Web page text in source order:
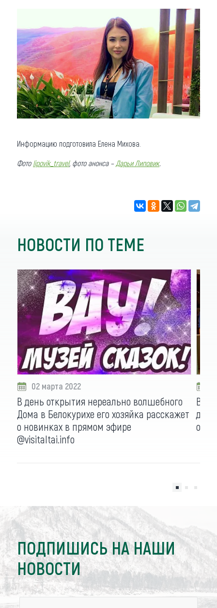
Информацию подготовила Елена Михова.
Фото lipovik_travel, фото анонса – Дарьи Липовик.
НОВОСТИ ПО ТЕМЕ
02 марта 2022
В день открытия нереально волшебного
Дома в Белокурихе его хозяйка расскажет
о новинках в прямом эфире
@visitaltai.info
В
ПОДПИШИСЬ НА НАШИ
НОВОСТИ